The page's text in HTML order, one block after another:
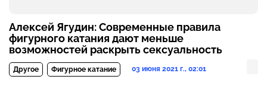
Алексей Ягудин: Современные правила
фигурного катания дают меньше
возможностей раскрыть сексуальность
Другое Фигурное катание 03 июня 2021 г., 02:01